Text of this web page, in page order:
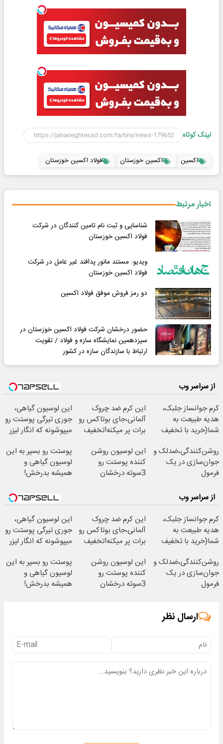
لینک کوتاه
اکسین اکسین خوزستان فولاد اکسین خوزستان
اخبار مرتبط
شناسایی و ثبت نام تامین کنندگان در شرکت
فولاد اکسین خوزستان
ویدیو: مستند مانور پدافند غیر عامل در شرکت
فولاد اکسین خوزستان
دو رمز فروش موفق فولاد اکسین
حضور درخشان شرکت فولاد اکسین خوزستان در
سیزدهمین نمایشگاه سازه و فولاد / تقویت
ارتباط با سازندگان سازه در کشور
از سراسر وب
کرم جوانساز جلبک،
هدیه طبیعت به
شما(خرید با تخفیف
این کرم ضد چروک
آلمانی،جای بوتاکس رو
برات پر میکنه!تخفیف
این لوسیون گیاهی،
جوری تیرگی پوستت رو
میپوشونه که انگار لیزر
روشن‌کنندگی،ضد‌لک و
جوان‌سازی در یک
فرمول
این لوسیون روشن
کننده پوستت رو
3سوته درخشان
پوستت رو بسپر به این
لوسیون گیاهی و
همیشه بدرخش!
از سراسر وب
کرم جوانساز جلبک،
هدیه طبیعت به
شما(خرید با تخفیف
این کرم ضد چروک
آلمانی،جای بوتاکس رو
برات پر میکنه!تخفیف
این لوسیون گیاهی،
جوری تیرگی پوستت رو
میپوشونه که انگار لیزر
روشن‌کنندگی،ضد‌لک و
جوان‌سازی در یک
فرمول
این لوسیون روشن
کننده پوستت رو
3سوته درخشان
پوستت رو بسپر به این
لوسیون گیاهی و
همیشه بدرخش!
ارسال نظر